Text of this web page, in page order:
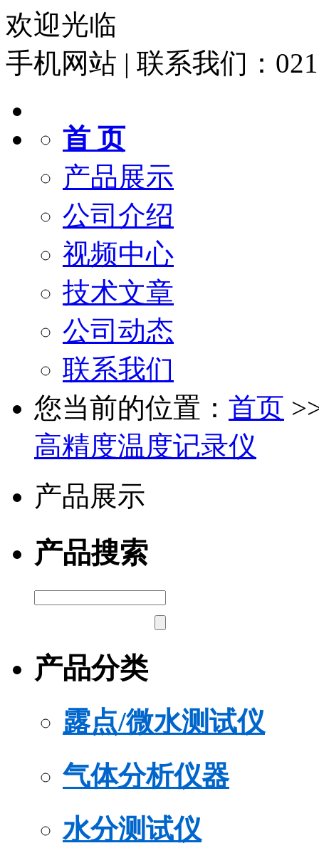
欢迎光临
手机网站 | 联系我们：
首 页
产品展示
公司介绍
视频中心
技术文章
公司动态
联系我们
您当前的位置： 首页
高精度温度记录仪
产品展示
产品搜索
产品分类
露点/微水测试仪
气体分析仪器
水分测试仪